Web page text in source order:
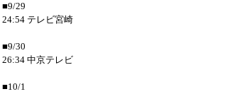
■9/29
24:54 テレビ宮崎
■9/30
26:34 中京テレビ
■10/1